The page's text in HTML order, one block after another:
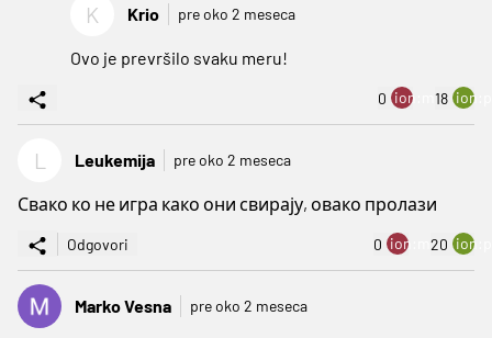
K Krio pre oko 2 meseca
Ovo je prevršilo svaku meru!
0 ion:minus
18
L Leukemija pre oko 2 meseca
Свако ко не игра како они свирају, овако пролази
Odgovori 0 ion:minus
20
Marko Vesna pre oko 2 meseca